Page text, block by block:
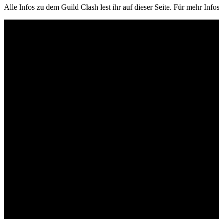
Alle Infos zu dem Guild Clash lest ihr auf dieser Seite. Für mehr